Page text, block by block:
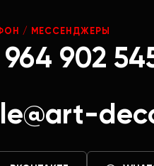
/ МЕССЕНДЖЕРЫ
964 902